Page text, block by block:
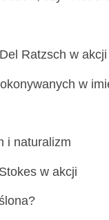
Ratzsch w akcji
w
i naturalizm
w akcji